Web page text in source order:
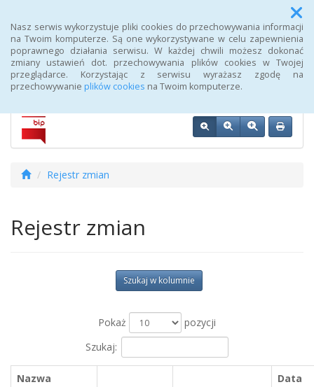
Nasz serwis wykorzystuje pliki cookies do przechowywania informacji
na Twoim komputerze. Są one wykorzystywane w celu zapewnienia
poprawnego działania serwisu. W każdej chwili możesz dokonać
zmiany ustawień dot. przechowywania plików cookies w Twojej
przeglądarce. Korzystając z serwisu wyrażasz zgodę na
przechowywanie plików cookies na Twoim komputerze.
Menu
Biuletyn Informacji Publicznej 107 Szpitala Wojskowego z
Przychodnią SPZOZ w Wałczu
Rejestr zmian
Rejestr zmian
Szukaj w kolumnie
Pokaż
pozycji
Szukaj:
Nazwa
Data